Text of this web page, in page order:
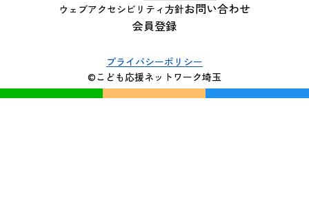
会員登録
お問い合わせ
ウェブアクセシビリティ方針
プライバシーポリシー
©こども応援ネットワーク埼玉